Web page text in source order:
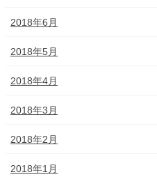
2018年6月
2018年5月
2018年4月
2018年3月
2018年2月
2018年1月